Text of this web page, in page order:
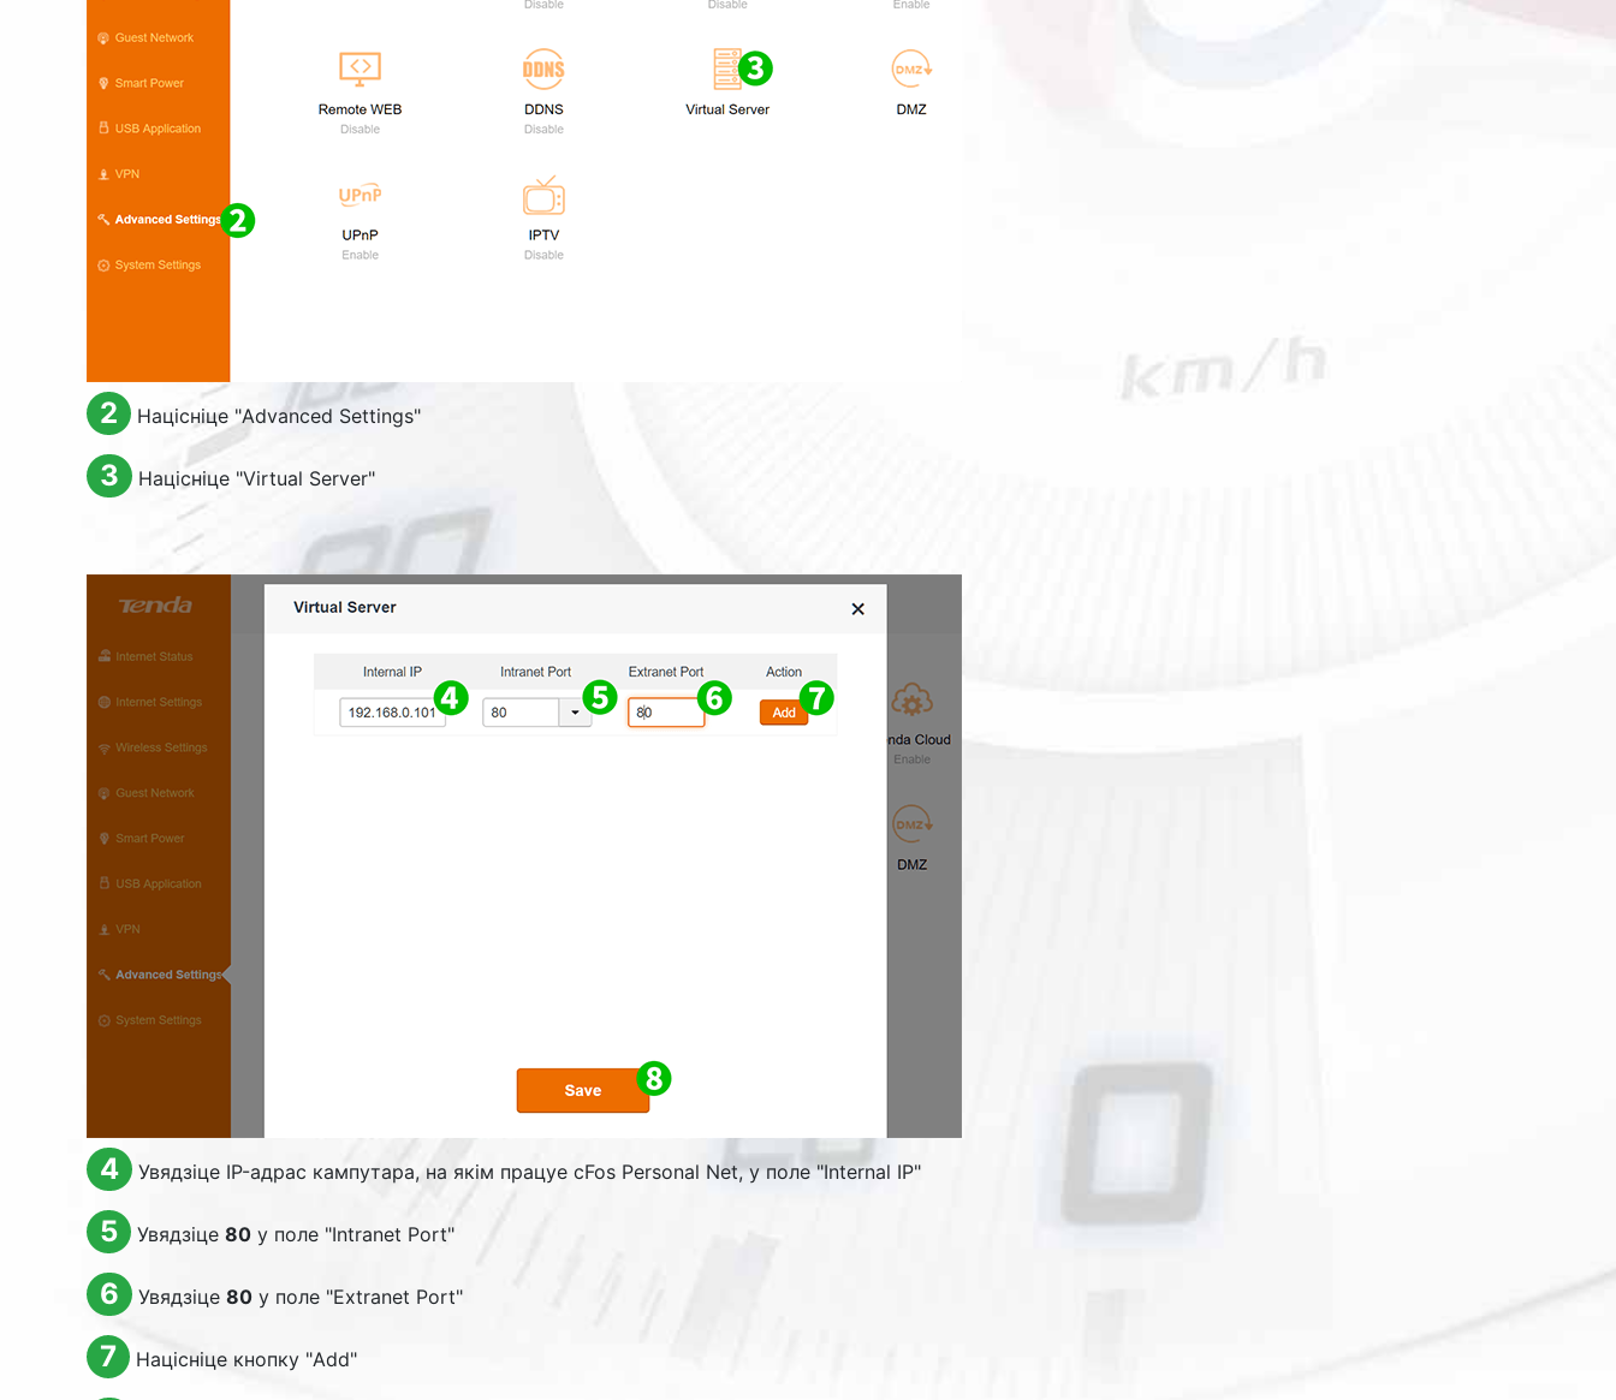
2 Націсніце "Advanced Settings"
3 Націсніце "Virtual Server"
4 Увядзіце IP-адрас кампутара, на якім працуе cFos Personal Net, у поле "Internal IP"
5 Увядзіце 80у поле "Intranet Port"
6 Увядзіце 80у поле "Extranet Port"
7 Націсніце кнопку "Add"